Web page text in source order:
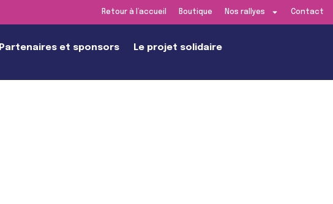
Retour à l’accueil Boutique Nos rallyes Contact
Partenaires et sponsors Le projet solidaire